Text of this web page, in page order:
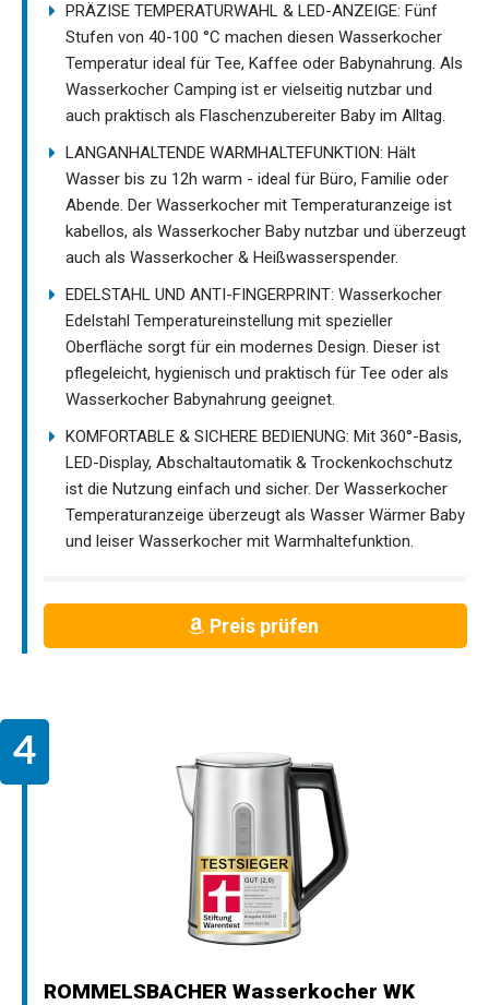
PRÄZISE TEMPERATURWAHL & LED-ANZEIGE: Fünf
Stufen von 40-100 °C machen diesen Wasserkocher
Temperatur ideal für Tee, Kaffee oder Babynahrung. Als
Wasserkocher Camping ist er vielseitig nutzbar und
auch praktisch als Flaschenzubereiter Baby im Alltag.
LANGANHALTENDE WARMHALTEFUNKTION: Hält
Wasser bis zu 12h warm - ideal für Büro, Familie oder
Abende. Der Wasserkocher mit Temperaturanzeige ist
kabellos, als Wasserkocher Baby nutzbar und überzeugt
auch als Wasserkocher & Heißwasserspender.
EDELSTAHL UND ANTI-FINGERPRINT: Wasserkocher
Edelstahl Temperatureinstellung mit spezieller
Oberfläche sorgt für ein modernes Design. Dieser ist
pflegeleicht, hygienisch und praktisch für Tee oder als
Wasserkocher Babynahrung geeignet.
KOMFORTABLE & SICHERE BEDIENUNG: Mit 360°-Basis,
LED-Display, Abschaltautomatik & Trockenkochschutz
ist die Nutzung einfach und sicher. Der Wasserkocher
Temperaturanzeige überzeugt als Wasser Wärmer Baby
und leiser Wasserkocher mit Warmhaltefunktion.
Preis prüfen
ROMMELSBACHER Wasserkocher WK